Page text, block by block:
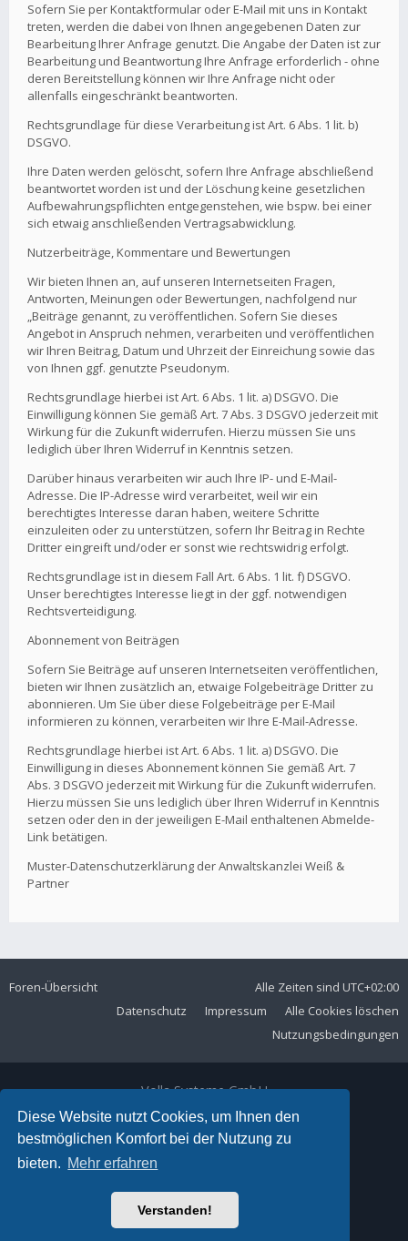
Diese Website nutzt Cookies, um Ihnen den
bestmöglichen Komfort bei der Nutzung zu
bieten. Mehr erfahren
Verstanden!
Sofern Sie per Kontaktformular oder E-Mail mit uns in Kontakt
treten, werden die dabei von Ihnen angegebenen Daten zur
Bearbeitung Ihrer Anfrage genutzt. Die Angabe der Daten ist zur
Bearbeitung und Beantwortung Ihre Anfrage erforderlich - ohne
deren Bereitstellung können wir Ihre Anfrage nicht oder
allenfalls eingeschränkt beantworten.
Rechtsgrundlage für diese Verarbeitung ist Art. 6 Abs. 1 lit. b)
DSGVO.
Ihre Daten werden gelöscht, sofern Ihre Anfrage abschließend
beantwortet worden ist und der Löschung keine gesetzlichen
Aufbewahrungspflichten entgegenstehen, wie bspw. bei einer
sich etwaig anschließenden Vertragsabwicklung.
Nutzerbeiträge, Kommentare und Bewertungen
Wir bieten Ihnen an, auf unseren Internetseiten Fragen,
Antworten, Meinungen oder Bewertungen, nachfolgend nur
„Beiträge genannt, zu veröffentlichen. Sofern Sie dieses
Angebot in Anspruch nehmen, verarbeiten und veröffentlichen
wir Ihren Beitrag, Datum und Uhrzeit der Einreichung sowie das
von Ihnen ggf. genutzte Pseudonym.
Rechtsgrundlage hierbei ist Art. 6 Abs. 1 lit. a) DSGVO. Die
Einwilligung können Sie gemäß Art. 7 Abs. 3 DSGVO jederzeit mit
Wirkung für die Zukunft widerrufen. Hierzu müssen Sie uns
lediglich über Ihren Widerruf in Kenntnis setzen.
Darüber hinaus verarbeiten wir auch Ihre IP- und E-Mail-
Adresse. Die IP-Adresse wird verarbeitet, weil wir ein
berechtigtes Interesse daran haben, weitere Schritte
einzuleiten oder zu unterstützen, sofern Ihr Beitrag in Rechte
Dritter eingreift und/oder er sonst wie rechtswidrig erfolgt.
Rechtsgrundlage ist in diesem Fall Art. 6 Abs. 1 lit. f) DSGVO.
Unser berechtigtes Interesse liegt in der ggf. notwendigen
Rechtsverteidigung.
Abonnement von Beiträgen
Sofern Sie Beiträge auf unseren Internetseiten veröffentlichen,
bieten wir Ihnen zusätzlich an, etwaige Folgebeiträge Dritter zu
abonnieren. Um Sie über diese Folgebeiträge per E-Mail
informieren zu können, verarbeiten wir Ihre E-Mail-Adresse.
Rechtsgrundlage hierbei ist Art. 6 Abs. 1 lit. a) DSGVO. Die
Einwilligung in dieses Abonnement können Sie gemäß Art. 7
Abs. 3 DSGVO jederzeit mit Wirkung für die Zukunft widerrufen.
Hierzu müssen Sie uns lediglich über Ihren Widerruf in Kenntnis
setzen oder den in der jeweiligen E-Mail enthaltenen Abmelde-
Link betätigen.
Muster-Datenschutzerklärung der Anwaltskanzlei Weiß &
Partner
Foren-Übersicht Alle Zeiten sind UTC+02:00
Alle Cookies löschen
Impressum
Datenschutz
Nutzungsbedingungen
Volla Systeme GmbH
Kölner Straße 102
42897 Remscheid
Telefon:+49 2191 59897 61
E-Mail:
Ariki Theme by